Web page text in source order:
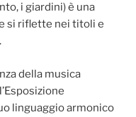
i giardini) è una
si riflette nei titoli e
della musica
linguaggio armonico